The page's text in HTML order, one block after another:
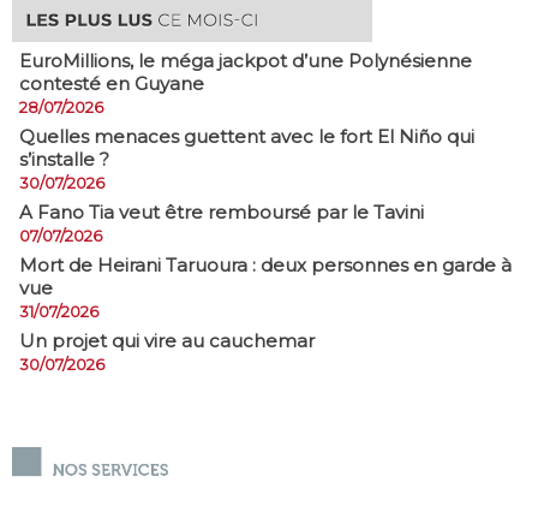
EuroMillions, ​le méga jackpot d’une Polynésienne
contesté en Guyane
28/07/2026
Quelles menaces guettent avec le fort El Niño qui
s’installe ?
30/07/2026
A Fano Tia veut être remboursé par le Tavini
07/07/2026
Mort de Heirani Taruoura : deux personnes en garde à
vue
31/07/2026
Un projet qui vire au cauchemar
30/07/2026